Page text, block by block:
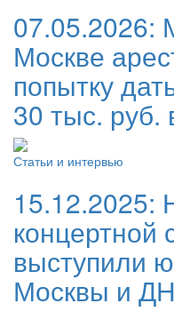
07.05.2026:
Москве
попытку
30 тыс. руб.
Статьи и интервью
15.12.2025:
концертной
выступили
Москвы и